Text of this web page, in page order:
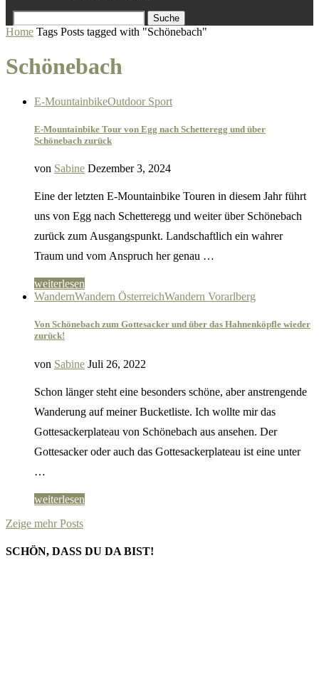
Suche
Home Tags Posts tagged with "Schönebach"
Schönebach
E-MountainbikeOutdoor Sport
E-Mountainbike Tour von Egg nach Schetteregg und über
Schönebach zurück
von Sabine Dezember 3, 2024
Eine der letzten E-Mountainbike Touren in diesem Jahr führt
uns von Egg nach Schetteregg und weiter über Schönebach
zurück zum Ausgangspunkt. Landschaftlich ein wahrer
Traum und vom Anspruch her genau …
weiterlesen
WandernWandern ÖsterreichWandern Vorarlberg
Von Schönebach zum Gottesacker und über das Hahnenköpfle wieder
zurück!
von Sabine Juli 26, 2022
Schon länger steht eine besonders schöne, aber anstrengende
Wanderung auf meiner Bucketliste. Ich wollte mir das
Gottesackerplateau von Schönebach aus ansehen. Der
Gottesacker oder auch das Gottesackerplateau ist eine unter
…
weiterlesen
Zeige mehr Posts
SCHÖN, DASS DU DA BIST!